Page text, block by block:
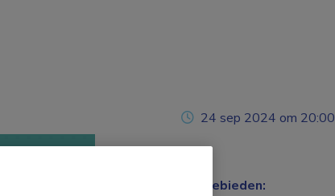
24 sep 2024 om 20:00
Vakgebieden: